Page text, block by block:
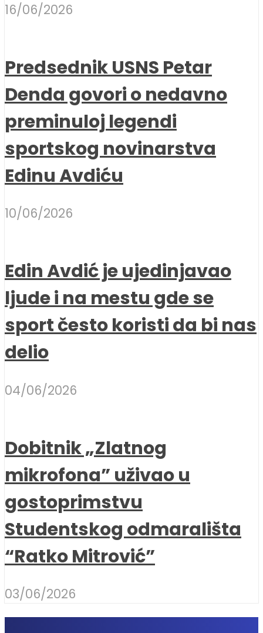
16/06/2026
Predsednik USNS Petar
Denda govori o nedavno
preminuloj legendi
sportskog novinarstva
Edinu Avdiću
10/06/2026
Edin Avdić je ujedinjavao
ljude i na mestu gde se
sport često koristi da bi nas
delio
04/06/2026
Dobitnik „Zlatnog
mikrofona” uživao u
gostoprimstvu
Studentskog odmarališta
“Ratko Mitrović”
03/06/2026